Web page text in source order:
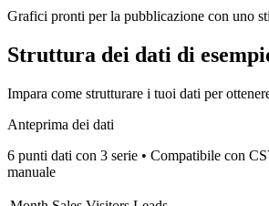
Grafici pronti per la pubblicazione con uno
Struttura dei dati di
Impara come strutturare i tuoi dati per
Anteprima dei dati
6 punti dati con 3 serie • Compatibile con
manuale